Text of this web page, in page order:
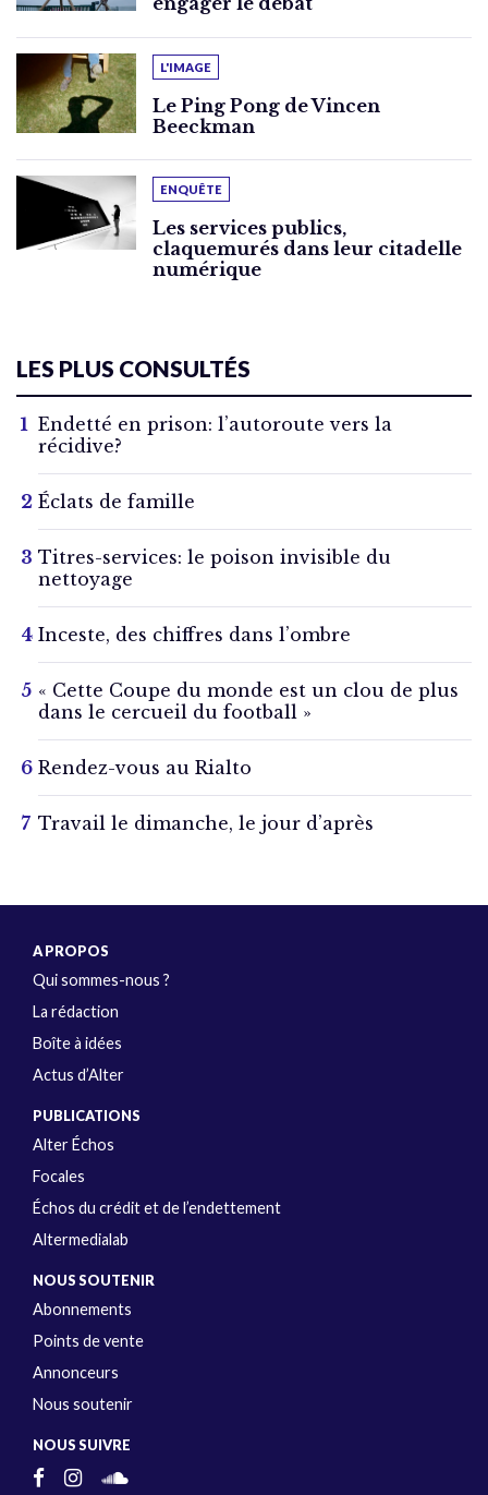
L'IMAGE
Le Ping Pong de Vincen
Beeckman
ENQUÊTE
Les services publics,
claquemurés dans leur citadelle
numérique
LES PLUS CONSULTÉS
Endetté en prison: l’autoroute vers la
récidive?
Éclats de famille
Titres-services: le poison invisible du
nettoyage
Inceste, des chiffres dans l’ombre
« Cette Coupe du monde est un clou de plus
dans le cercueil du football »
Rendez-vous au Rialto
Travail le dimanche, le jour d’après
A PROPOS
Qui sommes-nous ?
La rédaction
Boîte à idées
Actus d’Alter
PUBLICATIONS
Alter Échos
Focales
Échos du crédit et de l’endettement
Altermedialab
NOUS SOUTENIR
Abonnements
Points de vente
Annonceurs
Nous soutenir
NOUS SUIVRE